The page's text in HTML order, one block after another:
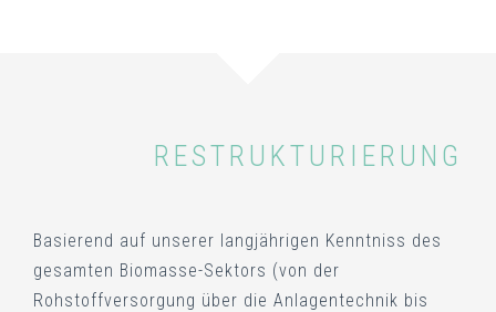
RESTRUKTURIERUNG
Basierend auf unserer langjährigen Kenntniss des
gesamten Biomasse-Sektors (von der
Rohstoffversorgung über die Anlagentechnik bis